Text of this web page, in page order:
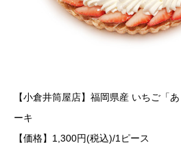
【小倉井筒屋店】福岡県産 いちご「
ーキ
【価格】1,300円(税込)/1ピース